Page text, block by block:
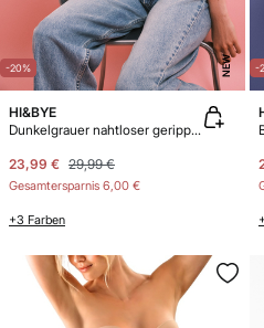
-20% NEW
HI&BYE
Dunkelgrauer nahtloser gerippter Body
23,99 € 29,99 €
Gesamtersparnis 6,00 €
+3 Farben
-